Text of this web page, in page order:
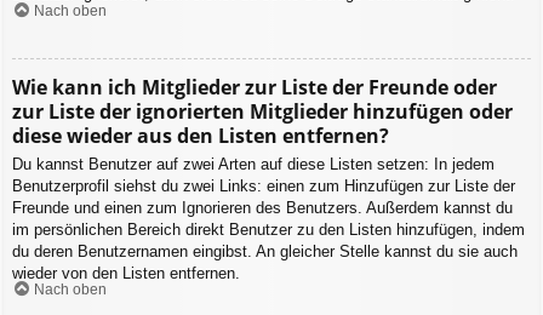
Nach oben
Wie kann ich Mitglieder zur Liste der Freunde oder
zur Liste der ignorierten Mitglieder hinzufügen oder
diese wieder aus den Listen entfernen?
Du kannst Benutzer auf zwei Arten auf diese Listen setzen: In jedem
Benutzerprofil siehst du zwei Links: einen zum Hinzufügen zur Liste der
Freunde und einen zum Ignorieren des Benutzers. Außerdem kannst du
im persönlichen Bereich direkt Benutzer zu den Listen hinzufügen, indem
du deren Benutzernamen eingibst. An gleicher Stelle kannst du sie auch
wieder von den Listen entfernen.
Nach oben